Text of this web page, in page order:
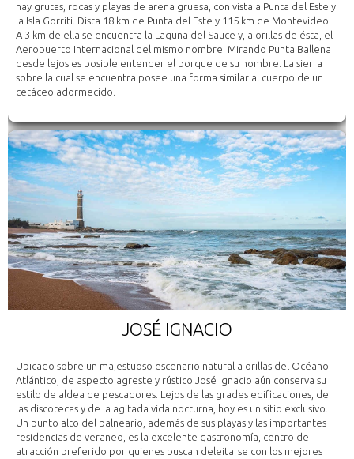
hay grutas, rocas y playas de arena gruesa, con vista a Punta del Este y
la Isla Gorriti. Dista 18 km de Punta del Este y 115 km de Montevideo.
A 3 km de ella se encuentra la Laguna del Sauce y, a orillas de ésta, el
Aeropuerto Internacional del mismo nombre. Mirando Punta Ballena
desde lejos es posible entender el porque de su nombre. La sierra
sobre la cual se encuentra posee una forma similar al cuerpo de un
cetáceo adormecido.
JOSÉ IGNACIO
Ubicado sobre un majestuoso escenario natural a orillas del Océano
Atlántico, de aspecto agreste y rústico José Ignacio aún conserva su
estilo de aldea de pescadores. Lejos de las grades edificaciones, de
las discotecas y de la agitada vida nocturna, hoy es un sitio exclusivo.
Un punto alto del balneario, además de sus playas y las importantes
residencias de veraneo, es la excelente gastronomía, centro de
atracción preferido por quienes buscan deleitarse con los mejores